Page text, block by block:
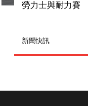
勞力士與耐力賽
新聞快訊